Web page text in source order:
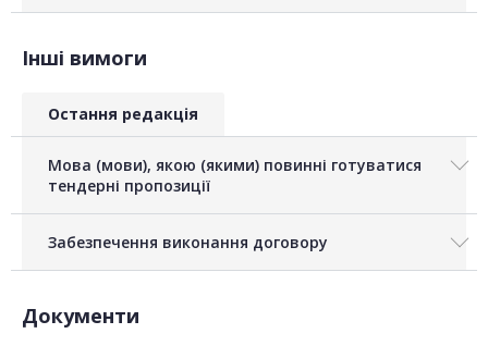
Інші вимоги
Остання редакція
Мова (мови), якою (якими) повинні готуватися
тендерні пропозиції
Забезпечення виконання договору
Документи